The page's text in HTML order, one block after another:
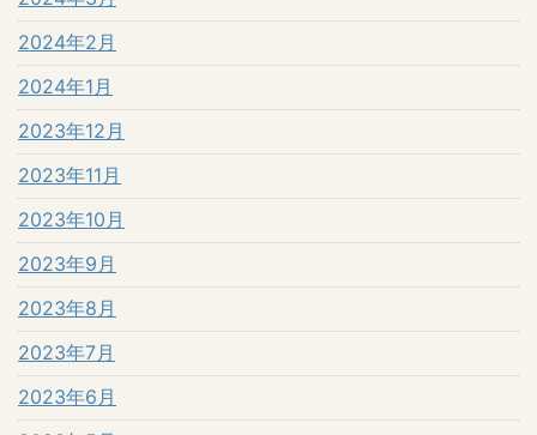
2024年2月
2024年1月
2023年12月
2023年11月
2023年10月
2023年9月
2023年8月
2023年7月
2023年6月